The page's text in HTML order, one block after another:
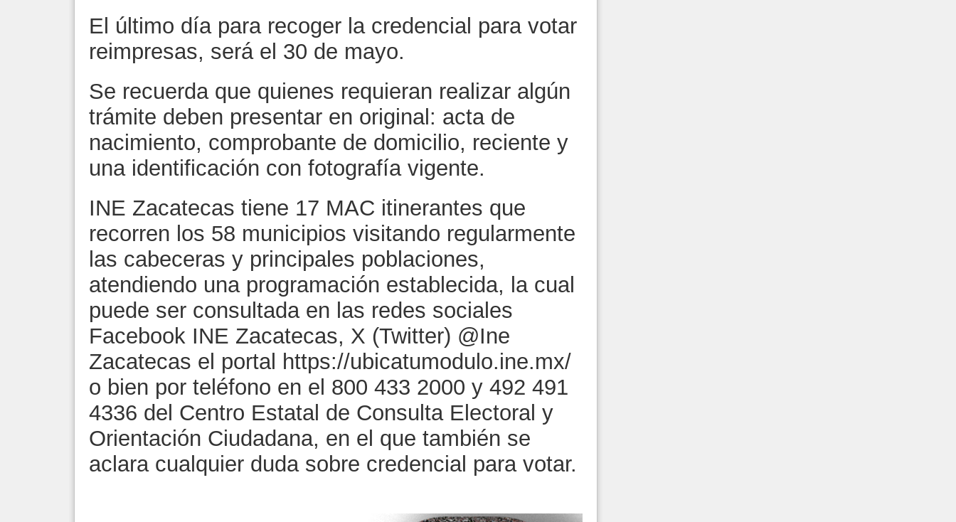
El último día para recoger la credencial para votar
reimpresas, será el 30 de mayo.
Se recuerda que quienes requieran realizar algún
trámite deben presentar en original: acta de
nacimiento, comprobante de domicilio, reciente y
una identificación con fotografía vigente.
INE Zacatecas tiene 17 MAC itinerantes que
recorren los 58 municipios visitando regularmente
las cabeceras y principales poblaciones,
atendiendo una programación establecida, la cual
puede ser consultada en las redes sociales
Facebook INE Zacatecas, X (Twitter) @Ine
Zacatecas el portal https://ubicatumodulo.ine.mx/
o bien por teléfono en el 800 433 2000 y 492 491
4336 del Centro Estatal de Consulta Electoral y
Orientación Ciudadana, en el que también se
aclara cualquier duda sobre credencial para votar.